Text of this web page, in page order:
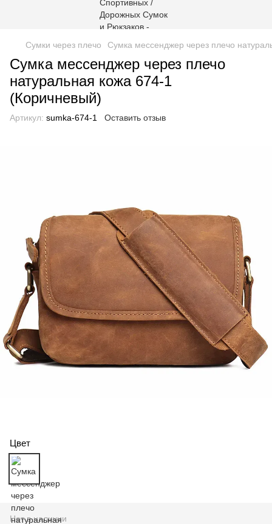
Сумки через плечо Сумка мессенджер через плечо
Сумка мессенджер через плечо
натуральная кожа 674-1
(Коричневый)
Артикул: sumka-674-1 Оставить отзыв
Цвет
Нет в наличии